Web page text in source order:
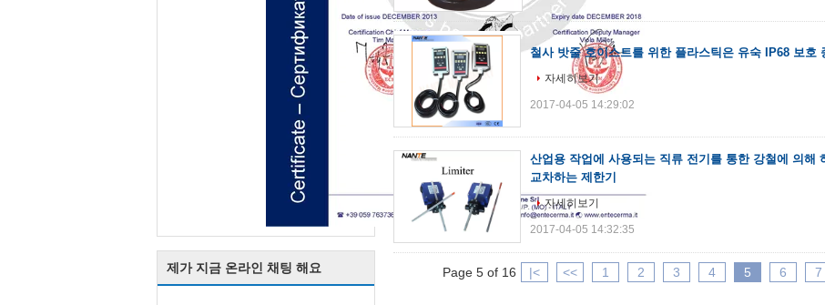
제가 지금 온라인 채팅 해요
철사 밧줄 호이스트를 위한 플라스틱은 유숙 IP68 보호
자세히보기
2017-04-05 14:29:02
산업용 작업에 사용되는 직류 전기를 통한 강철에 의해
교차하는 제한기
자세히보기
2017-04-05 14:32:35
Page 5 of 16 |< << 1 2 3 4 5 6 7